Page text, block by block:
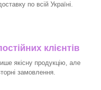
по всій Україні.
клієнтів
якісну продукцію, але
замовлення.